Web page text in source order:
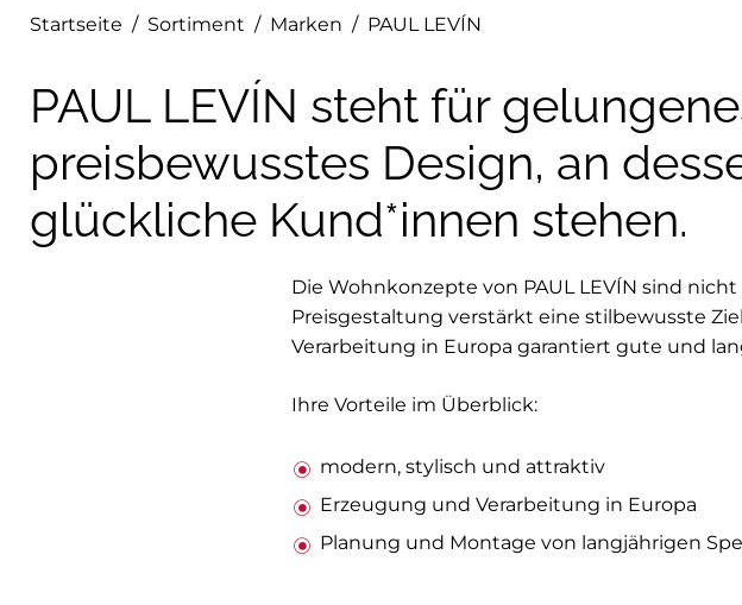
Startseite / Sortiment / Marken / PAUL LEVÍN
PAUL LEVÍN steht für
preisbewusstes Design, an
glückliche Kund*innen stehen.
Die Wohnkonzepte von PAUL LEVÍN sind
Preisgestaltung verstärkt eine stilbewusste
Verarbeitung in Europa garantiert gute und
Ihre Vorteile im Überblick:
modern, stylisch und attraktiv
Erzeugung und Verarbeitung in Europa
Planung und Montage von langjährigen